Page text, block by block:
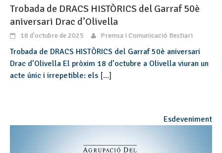
Trobada de DRACS HISTÒRICS del Garraf 50è
aniversari Drac d’Olivella
18 d'octubre de 2025 Premsa i Comunicació Bestiari
Trobada de DRACS HISTÒRICS del Garraf 50è aniversari
Drac d’Olivella El pròxim 18 d’octubre a Olivella viuran un
acte únic i irrepetible: els [...]
Esdeveniment